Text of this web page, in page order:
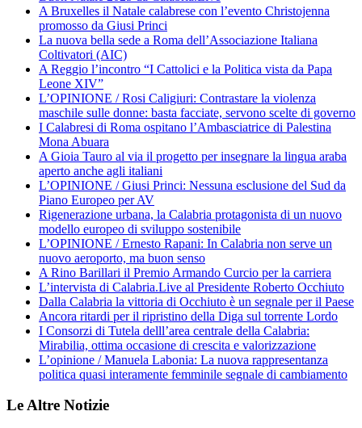
A Bruxelles il Natale calabrese con l’evento Christojenna
promosso da Giusi Princi
La nuova bella sede a Roma dell’Associazione Italiana
Coltivatori (AIC)
A Reggio l’incontro “I Cattolici e la Politica vista da Papa
Leone XIV”
L’OPINIONE / Rosi Caligiuri: Contrastare la violenza
maschile sulle donne: basta facciate, servono scelte di governo
I Calabresi di Roma ospitano l’Ambasciatrice di Palestina
Mona Abuara
A Gioia Tauro al via il progetto per insegnare la lingua araba
aperto anche agli italiani
L’OPINIONE / Giusi Princi: Nessuna esclusione del Sud da
Piano Europeo per AV
Rigenerazione urbana, la Calabria protagonista di un nuovo
modello europeo di sviluppo sostenibile
L’OPINIONE / Ernesto Rapani: In Calabria non serve un
nuovo aeroporto, ma buon senso
A Rino Barillari il Premio Armando Curcio per la carriera
L’intervista di Calabria.Live al Presidente Roberto Occhiuto
Dalla Calabria la vittoria di Occhiuto è un segnale per il Paese
Ancora ritardi per il ripristino della Diga sul torrente Lordo
I Consorzi di Tutela delll’area centrale della Calabria:
Mirabilia, ottima occasione di crescita e valorizzazione
L’opinione / Manuela Labonia: La nuova rappresentanza
politica quasi interamente femminile segnale di cambiamento
Le Altre Notizie